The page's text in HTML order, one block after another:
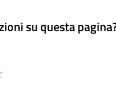
su questa